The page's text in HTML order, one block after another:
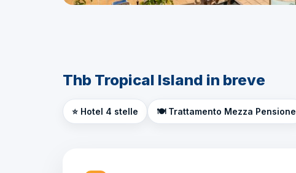
Thb Tropical Island in breve
⭐ Hotel 4 stelle 🍽️ Trattamento Mezza Pensione